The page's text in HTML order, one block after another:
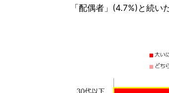
「配偶者」(4.7%)と続いた